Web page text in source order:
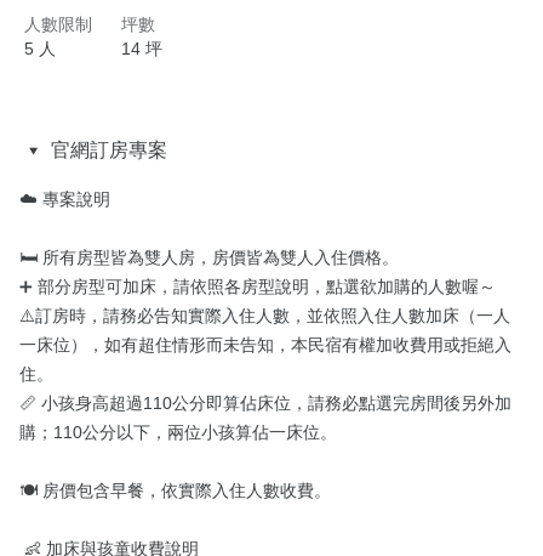
人數限制
5 人
坪數
14 坪
官網訂房專案
☁️ 專案說明
🛏️ 所有房型皆為雙人房，房價皆為雙人入住價格。
➕ 部分房型可加床，請依照各房型說明，點選欲加購的人數喔～
⚠️訂房時，請務必告知實際入住人數，並依照入住人數加床（一人
一床位），如有超住情形而未告知，本民宿有權加收費用或拒絕入
住。
📏 小孩身高超過110公分即算佔床位，請務必點選完房間後另外加
購；110公分以下，兩位小孩算佔一床位。
🍽️ 房價包含早餐，依實際入住人數收費。